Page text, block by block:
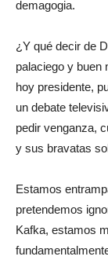
demagogia.
¿Y qué decir de
palaciego y buen
hoy presidente,
un debate
pedir venganza,
y sus bravatas
Estamos
pretendemos
Kafka, estamos